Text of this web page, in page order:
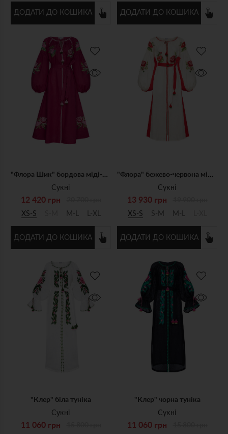
ДОДАТИ ДО КОШИКА ДОДАТИ ДО КОШИКА
"Флора Шик" бордова міді-сукня
Сукні
12 420 грн
XS-S
M-L L-XL
ДОДАТИ ДО КОШИКА
"Флора" бежево-червона міді-сукня
Сукні
13 930 грн
XS-S
S-M M-L
ДОДАТИ ДО КОШИКА
"Клер" біла туніка
Сукні
11 060 грн
"Клер" чорна туніка
Сукні
11 060 грн